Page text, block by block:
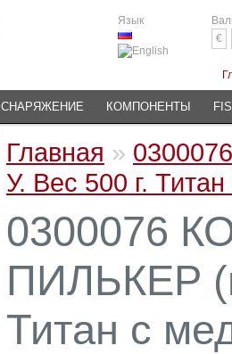
Язык
€
СНАРЯЖЕНИЕ КОМПОНЕНТЫ
Главная »
У. Вес 500 г.
0300076
ПИЛЬКЕР
Титан с